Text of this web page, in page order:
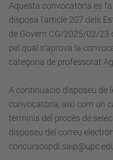
Aquesta convocatòria es
disposa l'article 207 dels
de Govern CG/2025/02/23
pel qual s’aprova la
categoria de professorat
A continuació disposeu de
convocatòria, així com un
terminis del procés de
disposeu del correu